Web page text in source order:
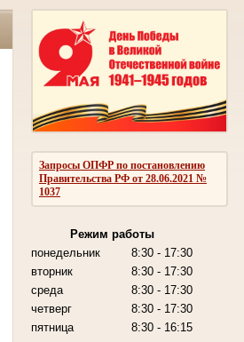
Запросы ОПФР по постановлению
Правительства РФ от 28.06.2021 №
1037
Режим работы
понедельник
вторник
среда
четверг
пятница
8:30 - 17:30
8:30 - 17:30
8:30 - 17:30
8:30 - 17:30
8:30 - 16:15